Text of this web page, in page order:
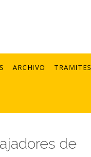
ARCHIVO TRAMITES
de